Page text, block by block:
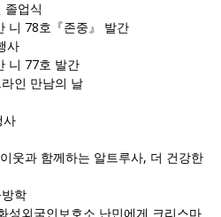
졸업식
니 78호『존중』 발간
사
니 77호 발간
인 만남의 날
사
웃과 함께하는 알트루사, 더 건강한
학
성외국인보호소 난민에게 크리스마